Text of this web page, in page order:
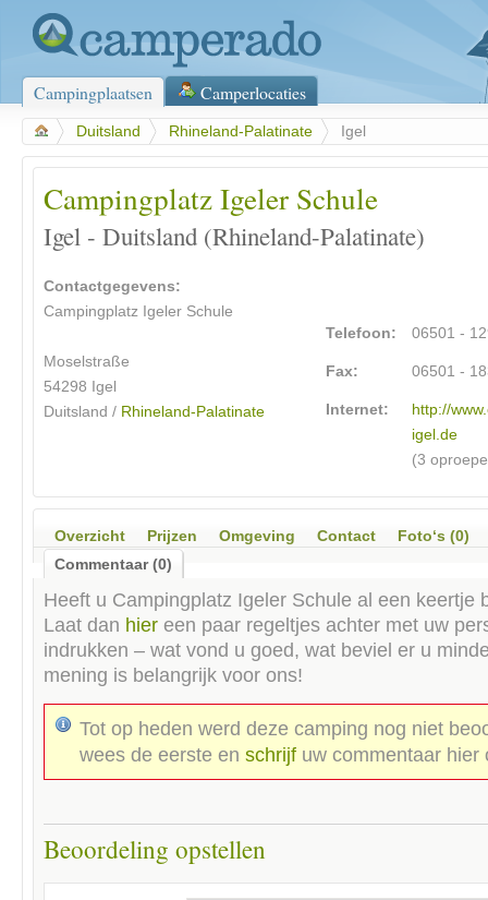
Campingplaatsen Camperlocaties
Duitsland Rhineland-Palatinate Igel
Campingplatz Igeler Schule
Igel - Duitsland (Rhineland-Palatinate)
Contactgegevens:
Campingplatz Igeler Schule
Moselstraße
54298 Igel
Duitsland / Rhineland-Palatinate
Telefoon: 06501 -
Fax: 06501 -
Internet:
http://
igel.de
(3
Overzicht Prijzen Omgeving Contact
Foto‘s (0)
Commentaar (0)
Heeft u Campingplatz Igeler Schule al een keertje
Laat dan hier een paar regeltjes achter met uw
indrukken – wat vond u goed, wat beviel er u
mening is belangrijk voor ons!
Tot op heden werd deze camping nog niet
wees de eerste en schrijf uw commentaar hier
Beoordeling opstellen